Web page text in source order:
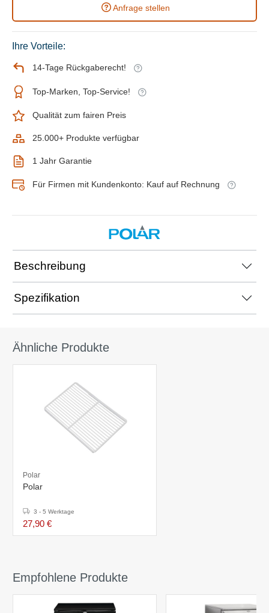
Anfrage stellen
Ihre Vorteile:
14-Tage Rückgaberecht!
Top-Marken, Top-Service!
Qualität zum fairen Preis
25.000+ Produkte verfügbar
1 Jahr Garantie
Für Firmen mit Kundenkonto: Kauf auf Rechnung
Beschreibung
Spezifikation
Ähnliche Produkte
Polar
Polar
3 - 5 Werktage
27,90 €
Empfohlene Produkte